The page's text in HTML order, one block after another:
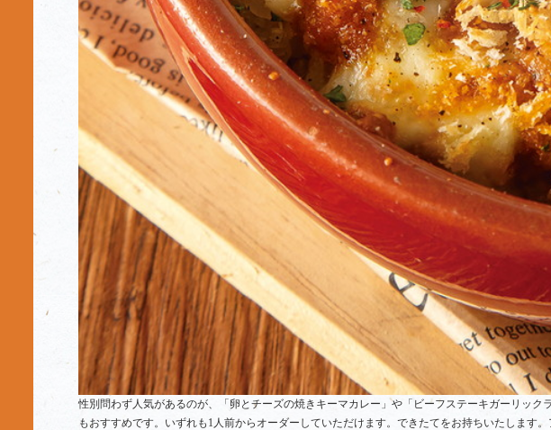
性別問わず人気があるのが、「卵とチーズの焼きキーマカレー」や「ビーフステーキガーリッ
もおすすめです。いずれも1人前からオーダーしていただけます。できたてをお持ちいたします